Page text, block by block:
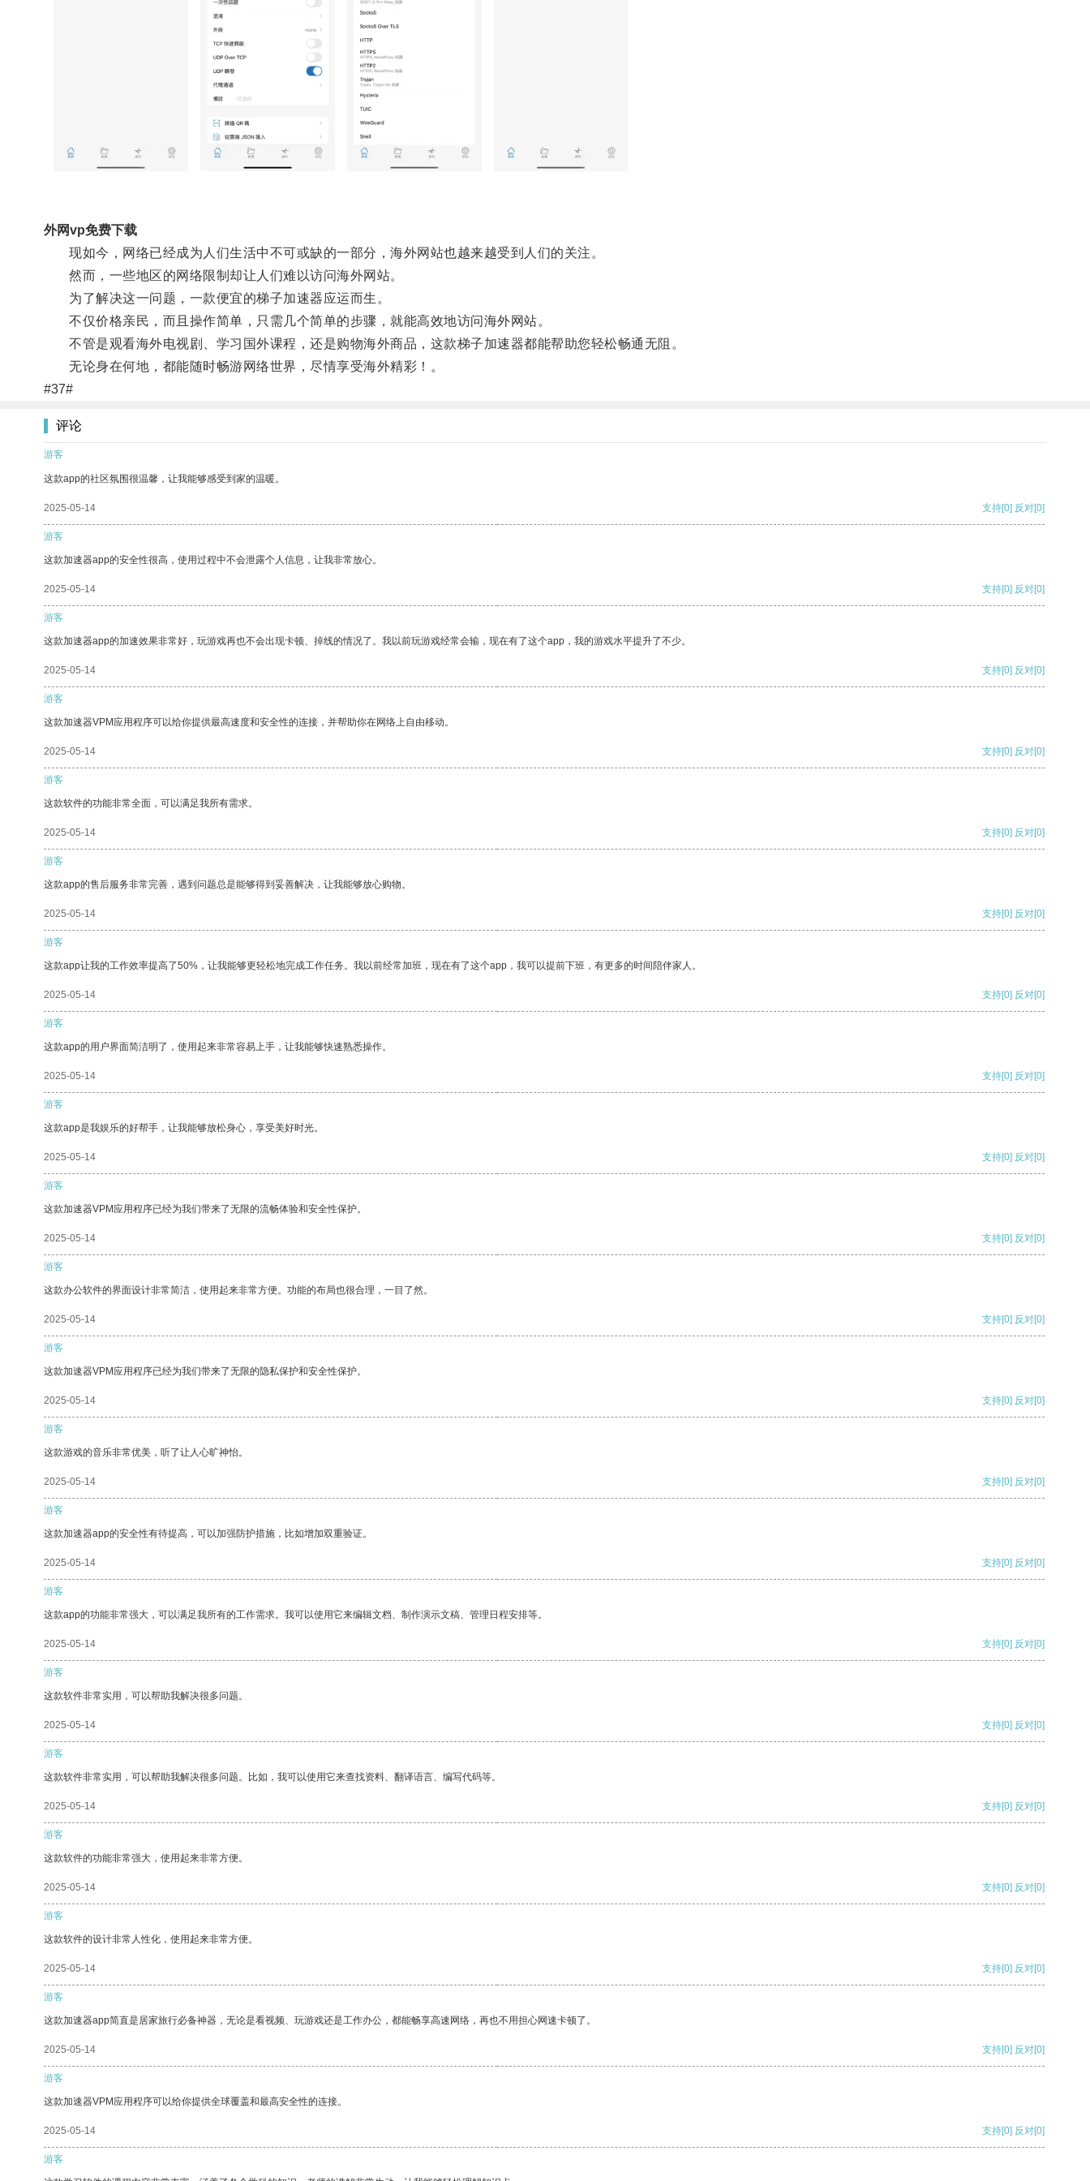
外网vp免费下载
现如今，网络已经成为人们生活中不可或缺的一部分，海外网站也越来越受到人们的关注。
然而，一些地区的网络限制却让人们难以访问海外网站。
为了解决这一问题，一款便宜的梯子加速器应运而生。
不仅价格亲民，而且操作简单，只需几个简单的步骤，就能高效地访问海外网站。
不管是观看海外电视剧、学习国外课程，还是购物海外商品，这款梯子加速器都能帮助您轻松畅通无阻。
无论身在何地，都能随时畅游网络世界，尽情享受海外精彩！。
#37#
评论
游客
这款app的社区氛围很温馨，让我能够感受到家的温暖。
2025-05-14 支持[0] 反对[0]
游客
这款加速器app的安全性很高，使用过程中不会泄露个人信息，让我非常放心。
2025-05-14 支持[0] 反对[0]
游客
这款加速器app的加速效果非常好，玩游戏再也不会出现卡顿、掉线的情况了。我以前玩游戏经常会输，现在有了这个app，我的游戏水平提升了不少。
2025-05-14 支持[0] 反对[0]
游客
这款加速器VPM应用程序可以给你提供最高速度和安全性的连接，并帮助你在网络上自由移动。
2025-05-14 支持[0] 反对[0]
游客
这款软件的功能非常全面，可以满足我所有需求。
2025-05-14 支持[0] 反对[0]
游客
这款app的售后服务非常完善，遇到问题总是能够得到妥善解决，让我能够放心购物。
2025-05-14 支持[0] 反对[0]
游客
这款app让我的工作效率提高了50%，让我能够更轻松地完成工作任务。我以前经常加班，现在有了这个app，我可以提前下班，有更多的时间陪伴家人。
2025-05-14 支持[0] 反对[0]
游客
这款app的用户界面简洁明了，使用起来非常容易上手，让我能够快速熟悉操作。
2025-05-14 支持[0] 反对[0]
游客
这款app是我娱乐的好帮手，让我能够放松身心，享受美好时光。
2025-05-14 支持[0] 反对[0]
游客
这款加速器VPM应用程序已经为我们带来了无限的流畅体验和安全性保护。
2025-05-14 支持[0] 反对[0]
游客
这款办公软件的界面设计非常简洁，使用起来非常方便。功能的布局也很合理，一目了然。
2025-05-14 支持[0] 反对[0]
游客
这款加速器VPM应用程序已经为我们带来了无限的隐私保护和安全性保护。
2025-05-14 支持[0] 反对[0]
游客
这款游戏的音乐非常优美，听了让人心旷神怡。
2025-05-14 支持[0] 反对[0]
游客
这款加速器app的安全性有待提高，可以加强防护措施，比如增加双重验证。
2025-05-14 支持[0] 反对[0]
游客
这款app的功能非常强大，可以满足我所有的工作需求。我可以使用它来编辑文档、制作演示文稿、管理日程安排等。
2025-05-14 支持[0] 反对[0]
游客
这款软件非常实用，可以帮助我解决很多问题。
2025-05-14 支持[0] 反对[0]
游客
这款软件非常实用，可以帮助我解决很多问题。比如，我可以使用它来查找资料、翻译语言、编写代码等。
2025-05-14 支持[0] 反对[0]
游客
这款软件的功能非常强大，使用起来非常方便。
2025-05-14 支持[0] 反对[0]
游客
这款软件的设计非常人性化，使用起来非常方便。
2025-05-14 支持[0] 反对[0]
游客
这款加速器app简直是居家旅行必备神器，无论是看视频、玩游戏还是工作办公，都能畅享高速网络，再也不用担心网速卡顿了。
2025-05-14 支持[0] 反对[0]
游客
这款加速器VPM应用程序可以给你提供全球覆盖和最高安全性的连接。
2025-05-14 支持[0] 反对[0]
游客